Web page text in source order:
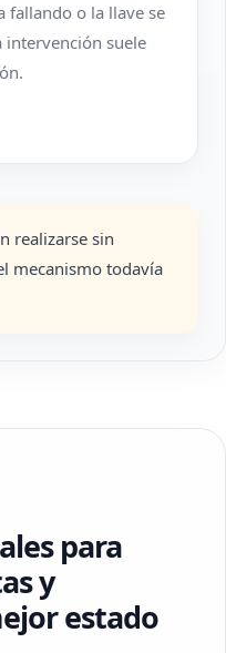
fallando o la llave se
intervención suele
realizarse sin
mecanismo todavía
para
y
estado